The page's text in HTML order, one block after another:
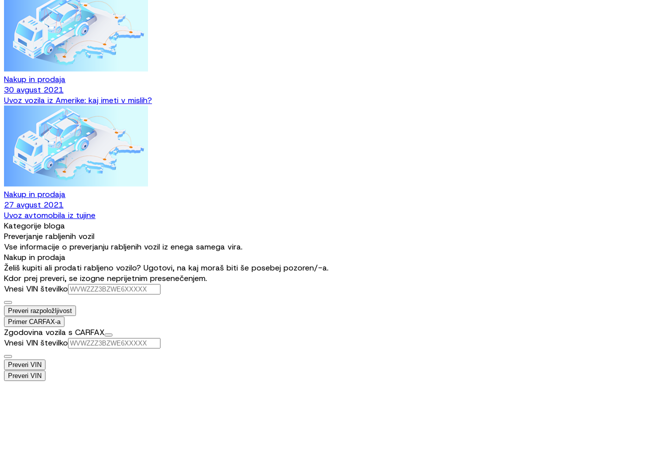
Nakup in prodaja
30 avgust 2021
Uvoz vozila iz Amerike: kaj imeti v mislih?
Nakup in prodaja
27 avgust 2021
Uvoz avtomobila iz tujine
Kategorije bloga
Preverjanje rabljenih vozil
Vse informacije o preverjanju rabljenih vozil iz enega samega vira.
Nakup in prodaja
Želiš kupiti ali prodati rabljeno vozilo? Ugotovi, na kaj moraš biti še posebej pozoren/-a.
Kdor prej preveri, se izogne neprijetnim presenečenjem.
Vnesi VIN številko
Preveri razpoložljivost
Primer CARFAX-a
Zgodovina vozila s CARFAX
Vnesi VIN številko
Preveri VIN
Preveri VIN